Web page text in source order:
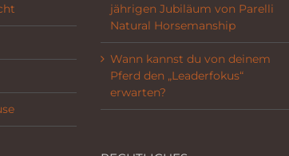
jährigen Jubiläum von Parelli
Natural Horsemanship
Wann kannst du von deinem
Pferd den „Leaderfokus“
erwarten?